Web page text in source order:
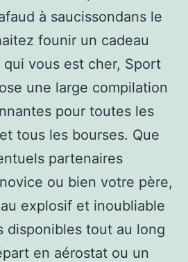
à saucissondans le
founir un cadeau
vous est cher, Sport
une large compilation
pour toutes les
tous les bourses. Que
partenaires
ou bien votre père,
explosif et inoubliable
disponibles tout au long
en aérostat ou un